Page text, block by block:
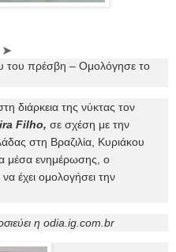
➤
του πρέσβη – Ομολόγησε το
διάρκεια της νύκτας τον
Filho, σε σχέση με την
στη Βραζιλία, Κυριάκου
μέσα ενημέρωσης, ο
έχει ομολογήσει την
η odia.ig.com.br